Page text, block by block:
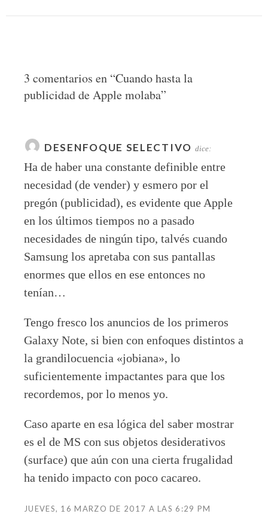
3 comentarios en “Cuando hasta la
publicidad de Apple molaba”
DESENFOQUE SELECTIVO dice:
Ha de haber una constante definible entre
necesidad (de vender) y esmero por el
pregón (publicidad), es evidente que Apple
en los últimos tiempos no a pasado
necesidades de ningún tipo, talvés cuando
Samsung los apretaba con sus pantallas
enormes que ellos en ese entonces no
tenían…
Tengo fresco los anuncios de los primeros
Galaxy Note, si bien con enfoques distintos a
la grandilocuencia «jobiana», lo
suficientemente impactantes para que los
recordemos, por lo menos yo.
Caso aparte en esa lógica del saber mostrar
es el de MS con sus objetos desiderativos
(surface) que aún con una cierta frugalidad
ha tenido impacto con poco cacareo.
JUEVES, 16 MARZO DE 2017 A LAS 6:29 PM